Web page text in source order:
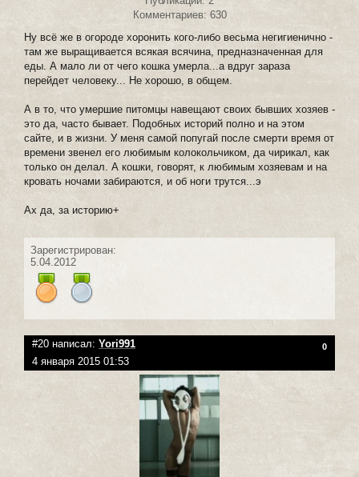
Комментариев: 630
Ну всё же в огороде хоронить кого-либо весьма негигиенично -
там же выращивается всякая всячина, предназначенная для
еды. А мало ли от чего кошка умерла...а вдруг зараза
перейдет человеку... Не хорошо, в общем.
А в то, что умершие питомцы навещают своих бывших хозяев -
это да, часто бывает. Подобных историй полно и на этом
сайте, и в жизни. У меня самой попугай после смерти время от
времени звенел его любимым колокольчиком, да чирикал, как
только он делал. А кошки, говорят, к любимым хозяевам и на
кровать ночами забираются, и об ноги трутся...э
Ах да, за историю+
Зарегистрирован:
5.04.2012
#20 написал: Yori991 0
4 января 2015 01:53